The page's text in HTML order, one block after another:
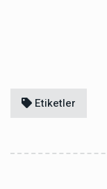
Etiketler